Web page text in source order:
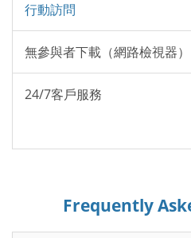
行動訪問
無參與者下載（網路檢視器）
24/7客戶服務
Frequently